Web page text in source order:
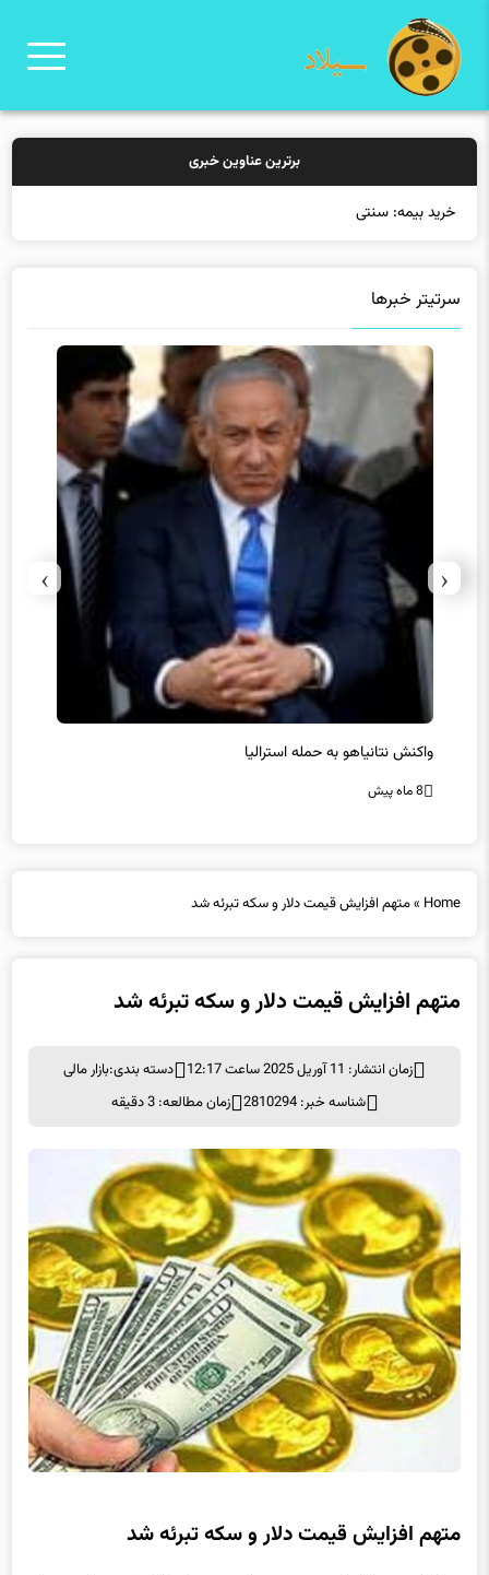
برترین عناوین خبری
خرید بیمه: سنتی یا آنلاین
سرتیتر خبرها
واکنش نتانیاهو به حمله استرالیا
8 ماه پیش
‹
›
Home
»متهم افزایش قیمت دلار و سکه تبرئه شد
متهم افزایش قیمت دلار و سکه تبرئه شد
زمان انتشار: 11 آوریل 2025 ساعت 12:17 دسته بندی:بازار مالی
شناسه خبر: 2810294
زمان مطالعه: 3 دقیقه
متهم افزایش قیمت دلار و سکه تبرئه شد